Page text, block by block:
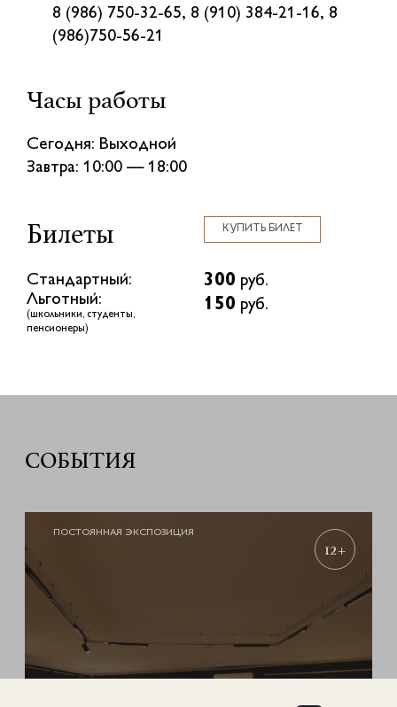
8 (986) 750-32-65, 8 (910) 384-21-16, 8
(986)750-56-21
Часы работы
Сегодня: Выходной
Завтра: 10:00 — 18:00
Билеты КУПИТЬ БИЛЕТ
Стандартный: 300 руб.
Льготный:
(школьники, студенты,
пенсионеры)
150 руб.
СОБЫТИЯ
ПОСТОЯННАЯ ЭКСПОЗИЦИЯ
12+